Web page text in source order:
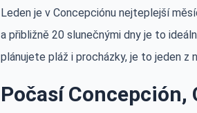
Leden je v Concepciónu nejteplejší
a přibližně 20 slunečnými dny je to
plánujete pláž i procházky, je to jeden z
Počasí Concepción,